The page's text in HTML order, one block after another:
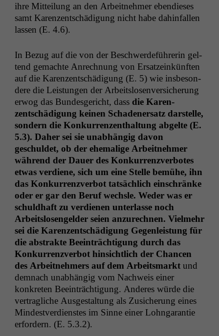
ihre Mit­teilung an den Arbeit­nehmer ebendieses
samt Karen­zentschädi­gung nicht habe dahin­fall­en
lassen (E. 4.6).
In Bezug auf die von der Beschw­erde­führerin gel­
tend gemachte Anrech­nung von Ersatzeinkün­ften
auf die Karen­zentschädi­gung (E. 5) wie ins­beson­
dere die Leis­tun­gen der Arbeit­slosen­ver­sicherung
erwog das Bun­des­gericht, dass die Karen­
zentschädi­gung keinen Schaden­er­satz darstelle,
son­dern die Konkur­ren­zen­thal­tung abgelte (E.
5.3). Daher sei sie unab­hängig davon
geschuldet, ob der ehe­ma­lige Arbeit­nehmer
während der Dauer des Konkur­ren­zver­botes
etwas ver­di­ene, sich um eine Stelle bemühe, ihn
das Konkur­ren­zver­bot tat­säch­lich ein­schränke
oder er gar den Beruf wech­sle. Wed­er was er
schuld­haft zu ver­di­enen unter­lasse noch
Arbeit­slosen­gelder seien anzurech­nen. Vielmehr
sei die Karen­zentschädi­gung Gegen­leis­tung für
die abstrak­te Beein­träch­ti­gung durch das
Konkur­ren­zver­bot hin­sichtlich der Chan­cen
des Arbeit­nehmers auf dem Arbeits­markt und
dem­nach unab­hängig vom Nach­weis ein­er
konkreten Beein­träch­ti­gung. Anderes würde die
ver­tragliche Aus­gestal­tung als Zusicherung eines
Min­destver­di­en­stes im Sinne ein­er Lohn­garantie
erfordern. (E. 5.3.2).
Notwendige
Cookies
Diese
Cookies sind
nicht
optional, es
braucht sie,
damit die
Website
korrekt
angezeigt
werden kann.
Statistiken
Um unsere
Website zu
verbessern,